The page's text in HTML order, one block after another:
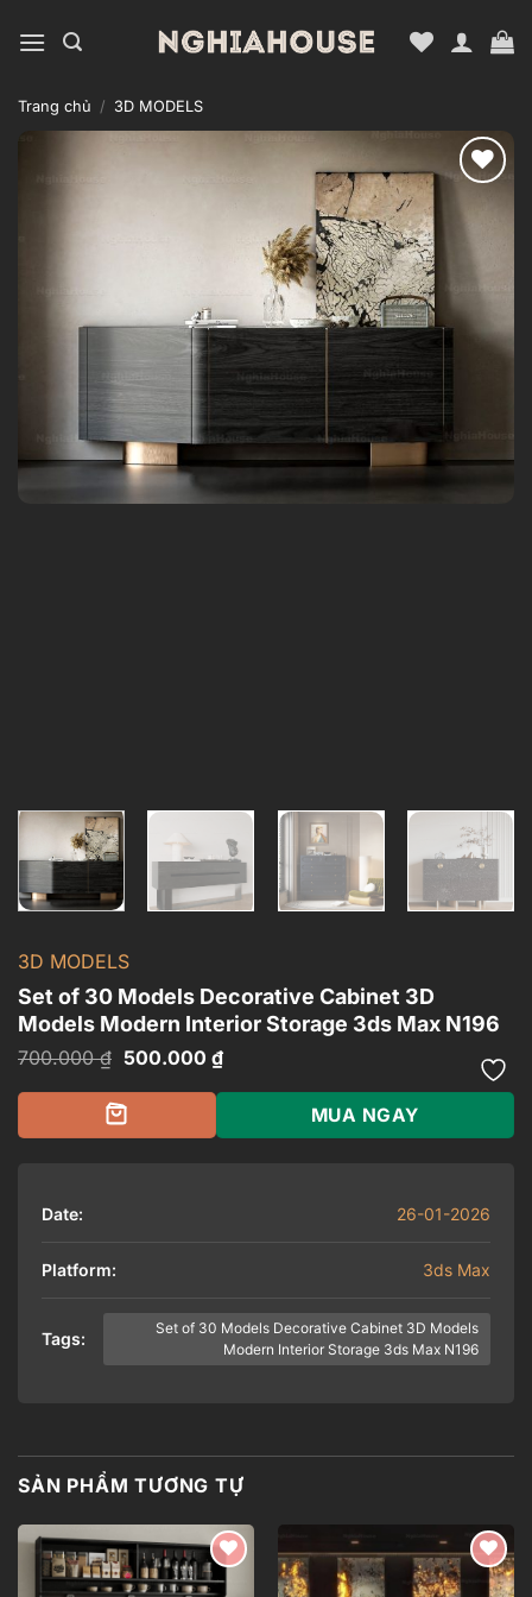
qua
dung
Trang chủ / 3D MODELS
3D MODELS
Set of 30 Models Decorative Cabinet 3D
Models Modern Interior Storage 3ds Max N196
700.000₫ Giá
là:
700.000 ₫.
500.000 ₫Giá
hiện
tại
500.000 ₫.
MUA NGAY
Date: 26-01-2026
Platform: 3ds Max
Tags:
Set of 30 Models Decorative Cabinet 3D Models
Modern Interior Storage 3ds Max N196
SẢN PHẨM TƯƠNG TỰ
Add to
Add to